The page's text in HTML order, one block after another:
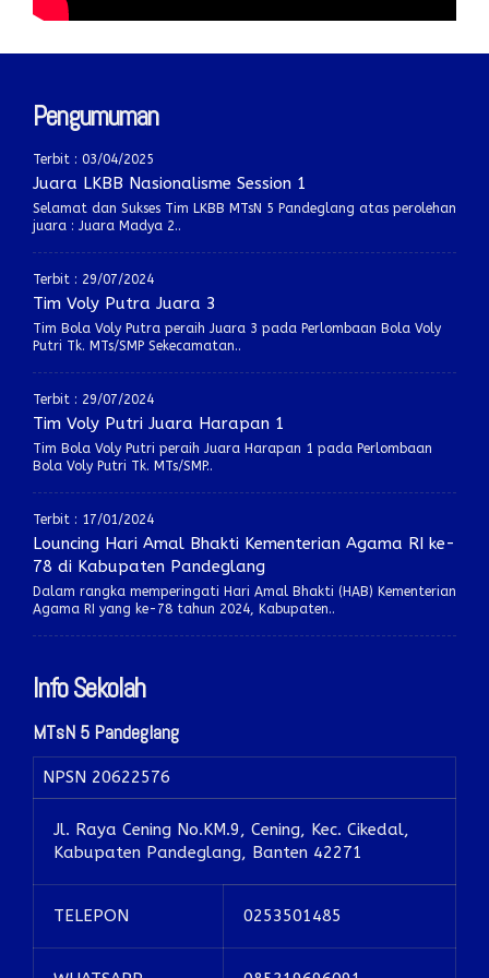
Pengumuman
Terbit : 03/04/2025
Juara LKBB Nasionalisme Session 1
Selamat dan Sukses Tim LKBB MTsN 5 Pandeglang atas perolehan
juara : Juara Madya 2..
Terbit : 29/07/2024
Tim Voly Putra Juara 3
Tim Bola Voly Putra peraih Juara 3 pada Perlombaan Bola Voly
Putri Tk. MTs/SMP Sekecamatan..
Terbit : 29/07/2024
Tim Voly Putri Juara Harapan 1
Tim Bola Voly Putri peraih Juara Harapan 1 pada Perlombaan
Bola Voly Putri Tk. MTs/SMP..
Terbit : 17/01/2024
Louncing Hari Amal Bhakti Kementerian Agama RI ke-
78 di Kabupaten Pandeglang
Dalam rangka memperingati Hari Amal Bhakti (HAB) Kementerian
Agama RI yang ke-78 tahun 2024, Kabupaten..
Info Sekolah
MTsN 5 Pandeglang
NPSN 20622576
Jl. Raya Cening No.KM.9, Cening, Kec. Cikedal,
Kabupaten Pandeglang, Banten 42271
TELEPON 0253501485